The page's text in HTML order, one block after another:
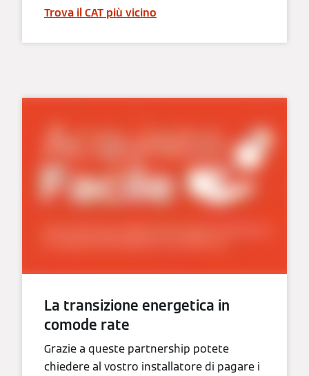
Trova il CAT più vicino
La transizione energetica in
comode rate
Grazie a queste partnership potete
chiedere al vostro installatore di pagare i